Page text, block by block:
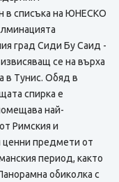
в списъка на ЮНЕСКО
град Сиди Бу Саид -
се на върха
в Тунис. Обяд в
спирка е
най-
Римския и
ценни предмети от
период, както
обиколка с